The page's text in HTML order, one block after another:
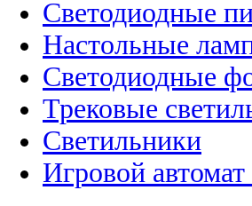
Светодиодные
Настольные
Светодиодные
Трековые
Светильники
Игровой